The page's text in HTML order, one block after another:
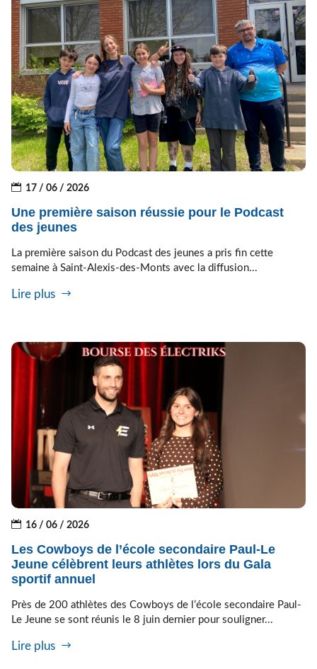
17 / 06 / 2026
Une première saison réussie pour le Podcast
des jeunes
La première saison du Podcast des jeunes a pris fin cette
semaine à Saint-Alexis-des-Monts avec la diffusion...
Lire plus
16 / 06 / 2026
Les Cowboys de l’école secondaire Paul-Le
Jeune célèbrent leurs athlètes lors du Gala
sportif annuel
Près de 200 athlètes des Cowboys de l’école secondaire Paul-
Le Jeune se sont réunis le 8 juin dernier pour souligner...
Lire plus